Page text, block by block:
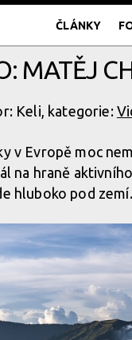
ČLÁNKY
MATĚJ
Keli, kategorie:
v Evropě moc
na hraně
hluboko pod